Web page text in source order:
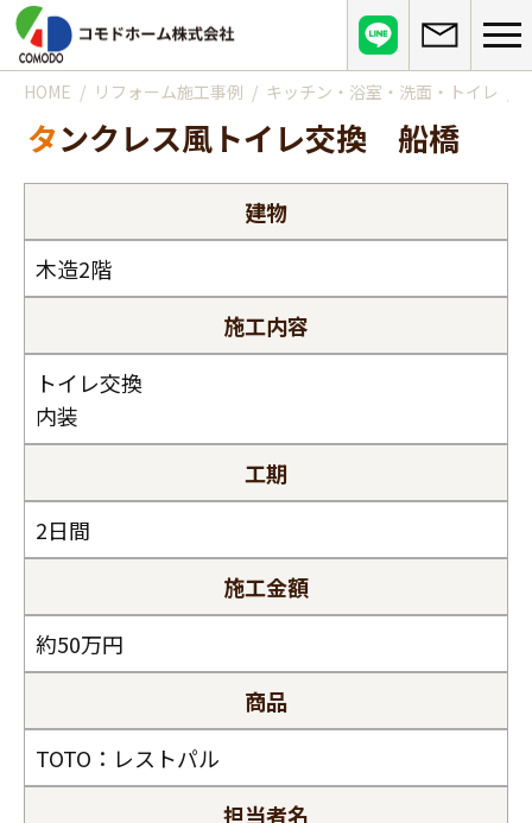
コモドホームについて
コモドホームの特長
挑戦！地域No.1
お客様の声
実績マンションリスト
お役立ち情報
リフォームに役立つ情報
リフォームに必要な知識
リフォームにかかる費用
その他
リフォームの流れ
よくある質問
メディア紹介
介護保険適用の住宅改修について
インフォメーション
会社概要
店舗情報
スタッフ紹介
お問い合わせ
HOME リフォーム施工事例 キッチン・浴室・洗面・トイレ
タンクレス風トイレ交換 船橋
建物
木造2階
施工内容
トイレ交換
内装
工期
2日間
施工金額
約50万円
商品
TOTO：レストパル
担当者名